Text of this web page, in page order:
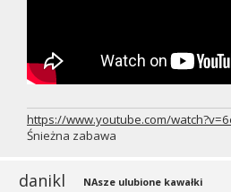
https://www.youtube.com/
Śnieżna zabawa
danikl NAsze ulubione kawałki